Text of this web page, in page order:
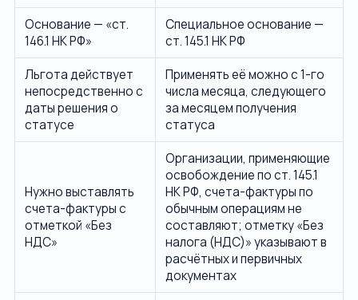
Основание — «ст.
146.1 НК РФ»
Специальное основание —
ст. 145.1 НК РФ
Льгота действует
непосредственно с
даты решения о
статусе
Применять её можно с 1-го
числа месяца, следующего
за месяцем получения
статуса
Нужно выставлять
счета-фактуры с
отметкой «Без
НДС»
Организации, применяющие
освобождение по ст. 145.1
НК РФ, счета-фактуры по
обычным операциям не
составляют; отметку «Без
налога (НДС)» указывают в
расчётных и первичных
документах